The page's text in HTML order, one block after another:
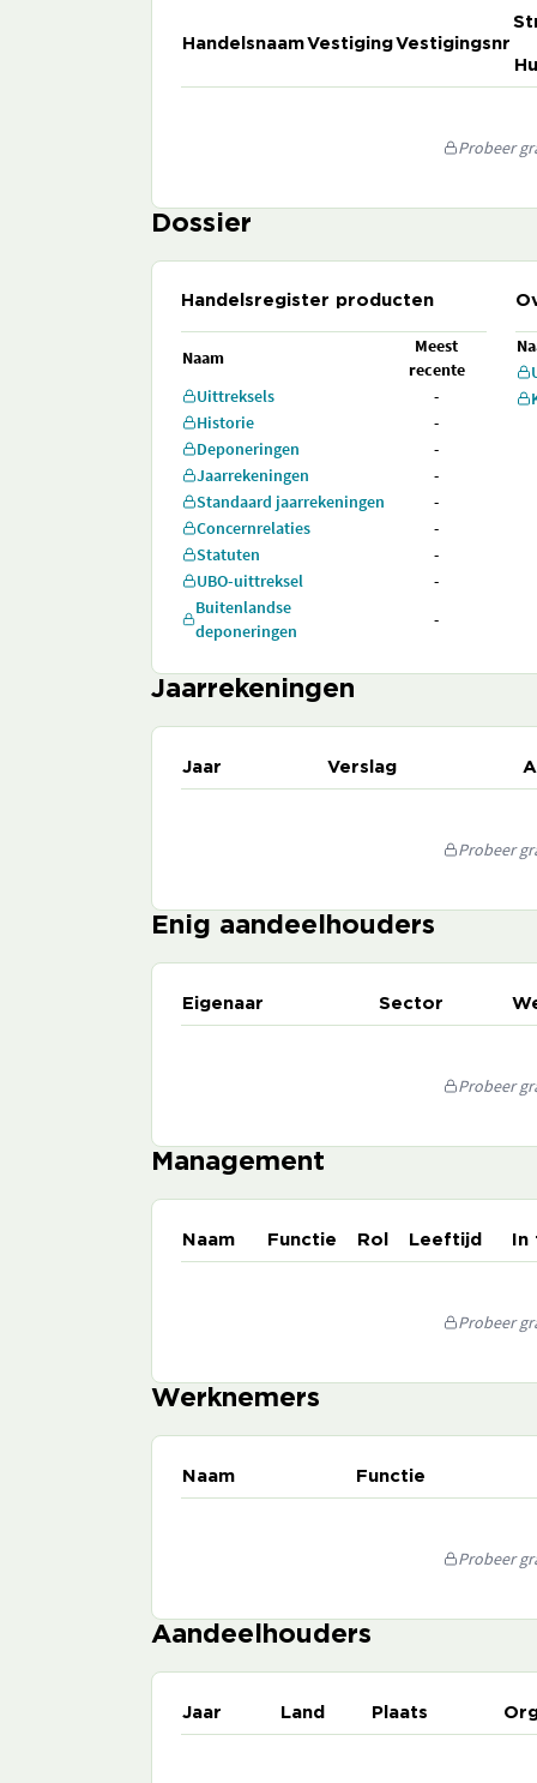
HandelsnaamVestigingVestigingsnr
Probeer
Dossier
Handelsregister producten
Naam
Meest
recente
Uittreksels
-
Historie
-
Deponeringen
-
Jaarrekeningen
-
Standaard jaarrekeningen
-
Concernrelaties
-
Statuten
-
UBO-uittreksel
-
Buitenlandse
deponeringen
-
Jaarrekeningen
Jaar Verslag
Probeer
Enig aandeelhouders
Eigenaar Sector
Probeer
Management
Naam Functie Rol Leeftijd
Probeer
Werknemers
Naam Functie
Probeer
Aandeelhouders
Jaar Land Plaats